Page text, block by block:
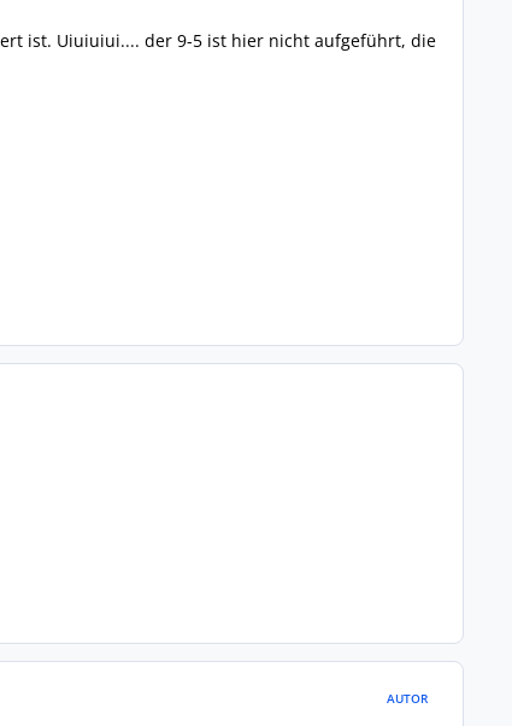
ist. Uiuiuiui.... der 9-5 ist hier nicht aufgeführt, die
AUTOR